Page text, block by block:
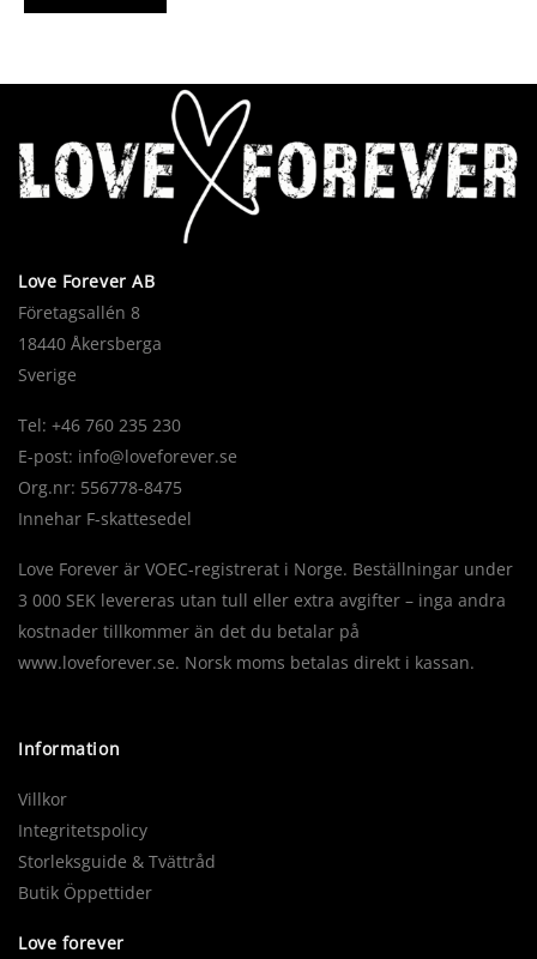
Love Forever AB
Företagsallén 8
18440 Åkersberga
Sverige
Tel: +46 760 235 230
E-post: info@loveforever.se
Org.nr: 556778-8475
Innehar F-skattesedel
Love Forever är VOEC-registrerat i Norge. Beställningar under
3 000 SEK levereras utan tull eller extra avgifter – inga andra
kostnader tillkommer än det du betalar på
www.loveforever.se. Norsk moms betalas direkt i kassan.
Information
Villkor
Integritetspolicy
Storleksguide & Tvättråd
Butik Öppettider
Love forever